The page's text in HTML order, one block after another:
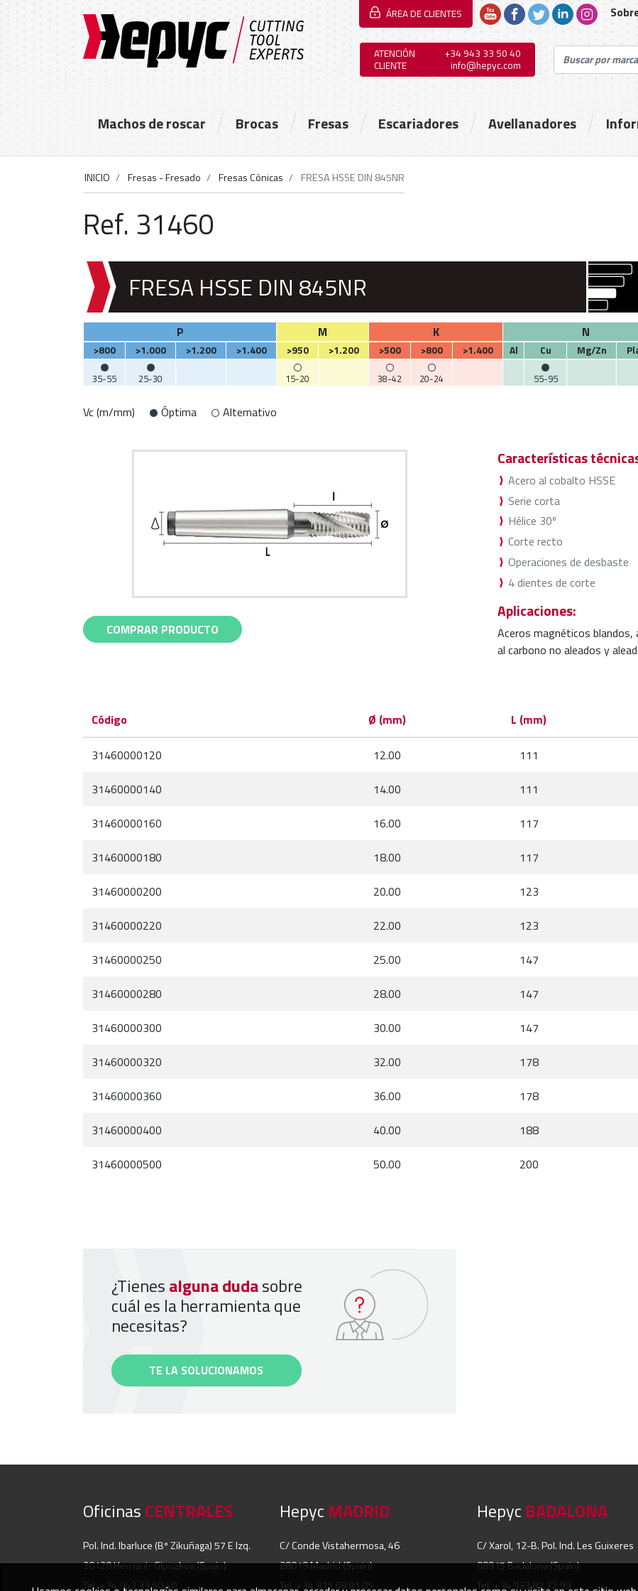
ÁREA DE CLIENTES
ATENCIÓN
CLIENTE
+34 943 33 50 40
info@hepyc.com
Machos de roscar Brocas Fresas Escariadores Avellanadores
INICIO Fresas - Fresado Fresas Cónicas FRESA HSSE DIN 845NR
Ref. 31460
FRESA HSSE DIN 845NR
P M K N
>800 >1.000 >1.200 >1.400 >950 >1.200 >500 >800 >1.400 Al Cu Mg/Zn
35-55
25-30 15-20 38-42 20-24 55-95
Vc (m/mm) Óptima Alternativo
COMPRAR PRODUCTO
Características
Acero al cobalto HSSE
Serie corta
Hélice 30º
Corte recto
Operaciones de desbaste
4 dientes de corte
Aplicaciones:
Aceros magnéticos
al carbono no aleados y
Código Ø (mm) L (mm)
31460000120 12.00 111
31460000140
14.00 111
31460000160
16.00 117
31460000180
18.00 117
31460000200
20.00 123
31460000220
22.00 123
31460000250
25.00 147
31460000280
28.00 147
31460000300
30.00 147
31460000320
32.00 178
31460000360
36.00 178
31460000400
40.00 188
31460000500
50.00 200
¿Tienesalguna dudasobre
cuál es la herramienta que
necesitas?
TE LA SOLUCIONAMOS
OficinasCENTRALES
Pol. Ind. Ibarluce (Bº Zikuñaga) 57 E Izq.
20120 Hernani- Gipuzkoa (Spain)
Tel. +34 943 33 50 40
Hepyc MADRID
C/ Conde Vistahermosa, 46
28019 Madrid (Spain)
Tel. +34 915 69 81 05
Hepyc BADALONA
C/ Xarol, 12-B. Pol. Ind. Les Guixeres
08915 Badalona (Spain)
Tel. +34 933 87 32 99